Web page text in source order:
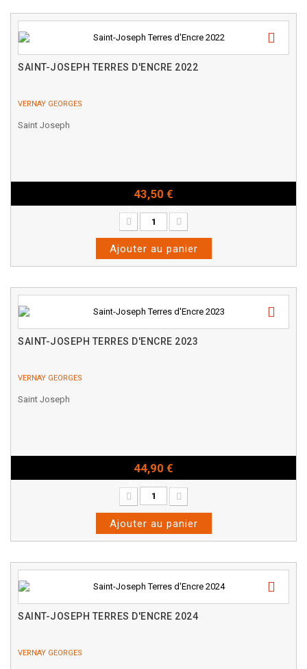
SAINT-JOSEPH TERRES D'ENCRE 2022
VERNAY GEORGES
Saint Joseph
43,50 €
Ajouter au panier
SAINT-JOSEPH TERRES D'ENCRE 2023
VERNAY GEORGES
Saint Joseph
44,90 €
Ajouter au panier
SAINT-JOSEPH TERRES D'ENCRE 2024
VERNAY GEORGES